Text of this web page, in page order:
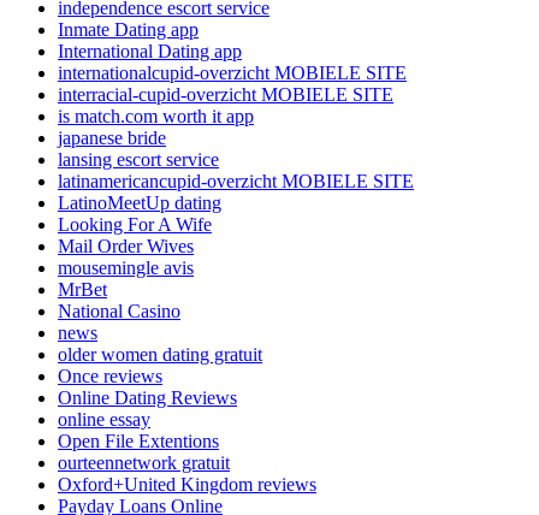
independence escort service
Inmate Dating app
International Dating app
internationalcupid-overzicht MOBIELE SITE
interracial-cupid-overzicht MOBIELE SITE
is match.com worth it app
japanese bride
lansing escort service
latinamericancupid-overzicht MOBIELE SITE
LatinoMeetUp dating
Looking For A Wife
Mail Order Wives
mousemingle avis
MrBet
National Casino
news
older women dating gratuit
Once reviews
Online Dating Reviews
online essay
Open File Extentions
ourteennetwork gratuit
Oxford+United Kingdom reviews
Payday Loans Online